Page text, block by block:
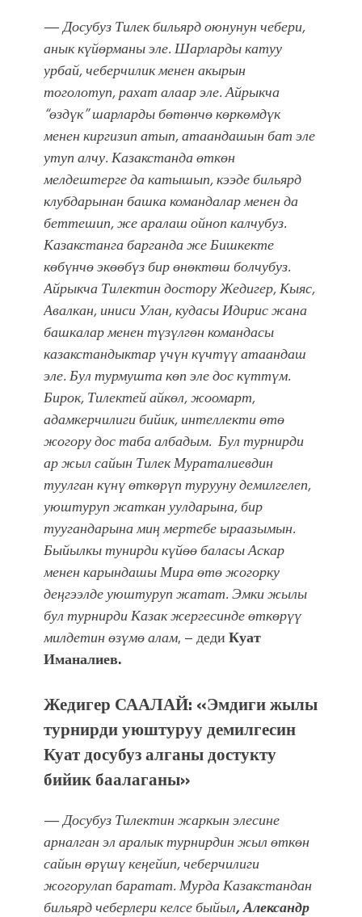
—Досубуз Тилек бильярд оюнунун чебери,
анык күйөрманы эле. Шарларды катуу
урбай, чеберчилик менен акырын
тоголотуп, рахат алаар эле. Айрыкча
“өздүк” шарларды бөтөнчө көркөмдүк
менен киргизип атып, атаандашын бат эле
утуп алчу. Казакстанда өткөн
мелдештерге да катышып, кээде бильярд
клубдарынан башка командалар менен да
беттешип, же аралаш ойноп калчубуз.
Казакстанга барганда же Бишкекте
көбүнчө экөөбүз бир өнөктөш болчубуз.
Айрыкча Тилектин достору Жедигер, Кыяс,
Авалкан, иниси Улан, кудасы Идирис жана
башкалар менен түзүлгөн командасы
казакстандыктар үчүн күчтүү атаандаш
эле. Бул турмушта көп эле дос күттүм.
Бирок, Тилектей айкөл, жоомарт,
адамкерчилиги бийик, интеллекти өтө
жогору дос таба албадым. Бул турнирди
ар жыл сайын Тилек Мураталиевдин
туулган күнү өткөрүп турууну демилгелеп,
уюштуруп жаткан уулдарына, бир
туугандарына миң мертебе ыраазымын.
Быйылкы тунирди күйөө баласы Аскар
менен карындашы Мира өтө жогорку
деңгээлде уюштуруп жатат. Эмки жылы
бул турнирди Казак жергесинде өткөрүү
милдетин өзүмө алам, – дедиКуат
Иманалиев.
Жедигер СААЛАЙ: «Эмдиги жылы
турнирди уюштуруу демилгесин
Куат досубуз алганы достукту
бийик баалаганы»
—Досубуз Тилектин жаркын элесине
арналган эл аралык турнирдин жыл өткөн
сайын өрүшү кеңейип, чеберчилиги
жогорулап баратат. Мурда Казакстандан
бильярд чеберлери келсе быйыл, Александр